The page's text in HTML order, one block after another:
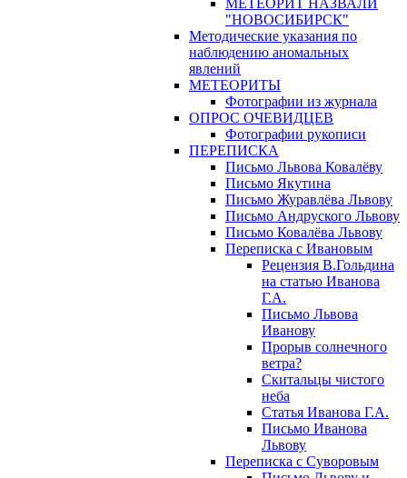
МЕТЕОРИТ НАЗВАЛИ
"НОВОСИБИРСК"
Методические указания по
наблюдению аномальных
явлений
МЕТЕОРИТЫ
Фотографии из журнала
ОПРОС ОЧЕВИДЦЕВ
Фотографии рукописи
ПЕРЕПИСКА
Письмо Львова Ковалёву
Письмо Якутина
Письмо Журавлёва Львову
Письмо Андруского Львову
Письмо Ковалёва Львову
Переписка с Ивановым
Рецензия В.Гольдина
на статью Иванова
Г.А.
Письмо Львова
Иванову
Прорыв солнечного
ветра?
Скитальцы чистого
неба
Статья Иванова Г.А.
Письмо Иванова
Львову
Переписка с Суворовым